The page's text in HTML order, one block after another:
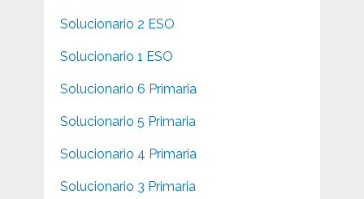
Solucionario 2 ESO
Solucionario 1 ESO
Solucionario 6 Primaria
Solucionario 5 Primaria
Solucionario 4 Primaria
Solucionario 3 Primaria